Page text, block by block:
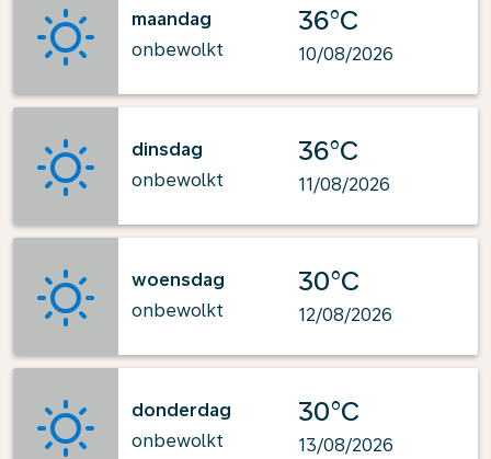
maandag
onbewolkt
36°C
10/08/2026
dinsdag
onbewolkt
36°C
11/08/2026
woensdag
onbewolkt
30°C
12/08/2026
donderdag
onbewolkt
30°C
13/08/2026